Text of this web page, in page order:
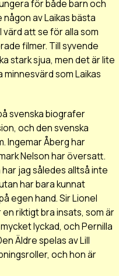
för både barn och
av Laikas bästa
värd att se för alla som
filmer. Till syvende
stark sjua, men det är lite
som Laikas
svenska biografer
och den svenska
Ingemar Åberg har
Nelson har översatt.
jag således alltså inte
har bara kunnat
egen hand. Sir Lionel
riktigt bra insats, som är
lyckad, och Pernilla
Äldre spelas av Lill
och hon är